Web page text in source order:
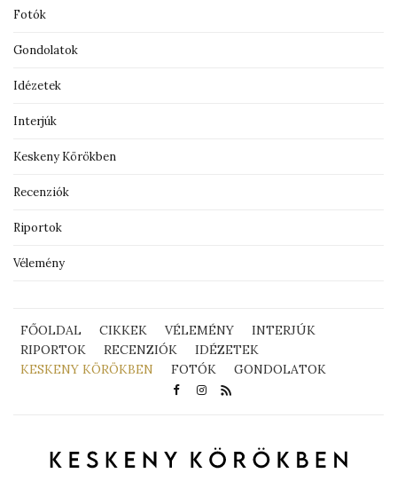
Fotók
Gondolatok
Idézetek
Interjúk
Keskeny Körökben
Recenziók
Riportok
Vélemény
FŐOLDAL CIKKEK VÉLEMÉNY
INTERJÚK
RIPORTOK
RECENZIÓK
IDÉZETEK
KESKENY KÖRÖKBEN
FOTÓK GONDOLATOK